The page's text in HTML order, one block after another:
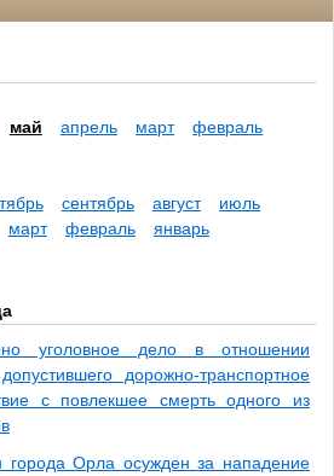
май апрель март
февраль
сентябрь август
июль
март февраль
январь
уголовное дело в отношении
дорожно-транспортное
с повлекшее смерть одного из
города Орла осужден за нападение